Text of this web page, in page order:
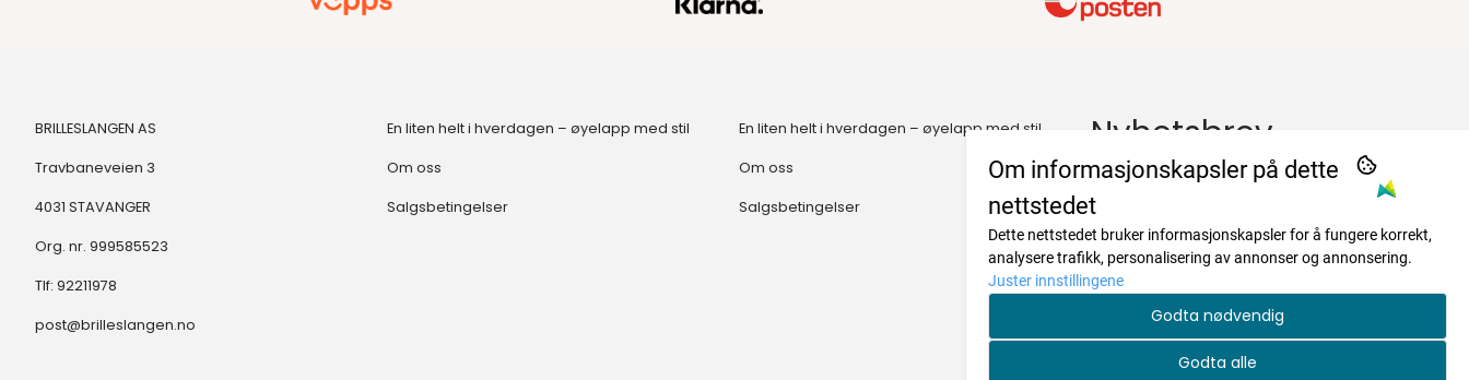
BRILLESLANGEN AS
Travbaneveien 3
4031 STAVANGER
Org. nr. 999585523
Tlf: 92211978
post@brilleslangen.no
En liten helt i hverdagen – øyelapp med stil
Om oss
Salgsbetingelser
En liten helt i hverdagen – øyelapp med stil
Om oss
Salgsbetingelser
Nyhetsbrev
Registrer deg for å motta nyheter og
tilbud!
E-post
Registrer deg
Om informasjonskapsler på dette
nettstedet
Dette nettstedet bruker informasjonskapsler for å fungere korrekt,
analysere trafikk, personalisering av annonser og annonsering.
Juster innstillingene
Godta nødvendig
Godta alle